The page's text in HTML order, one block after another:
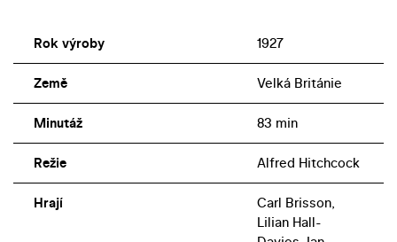
Rok výroby 1927
Země Velká Británie
Minutáž 83 min
Režie Alfred Hitchcock
Hrají
Carl Brisson,
Lilian Hall-